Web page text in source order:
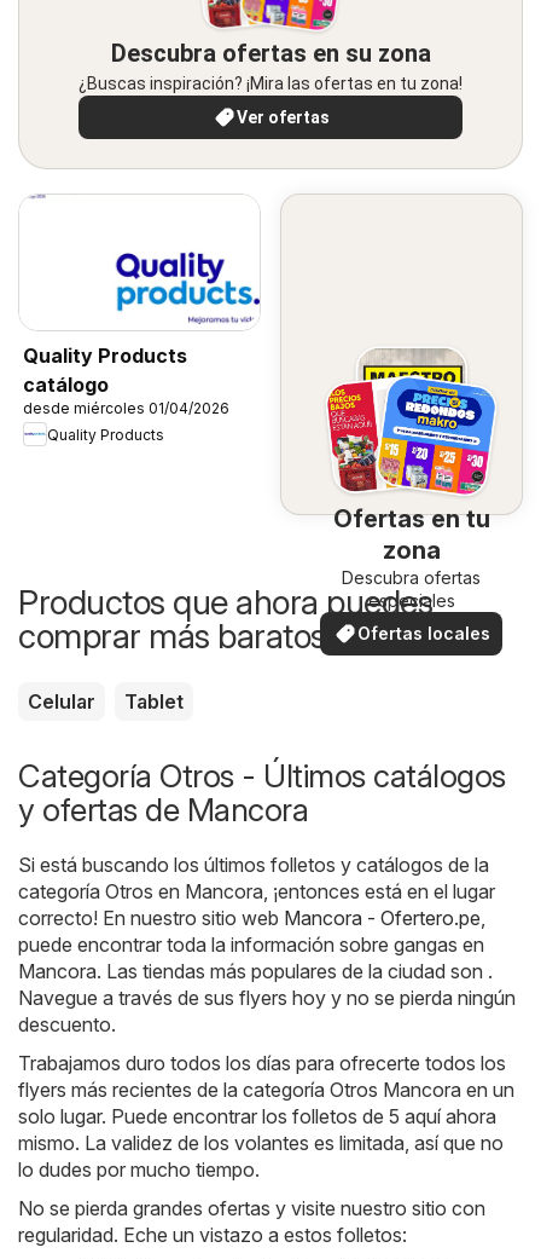
Descubra ofertas en su zona
¿Buscas inspiración? ¡Mira las ofertas en tu zona!
Ver ofertas
Quality Products
catálogo
desde miércoles 01/04/2026
Quality Products
Ofertas en tu
zona
Descubra ofertas
especiales
Ofertas locales
Productos que ahora puedes
comprar más baratos
Celular Tablet
Categoría Otros - Últimos catálogos
y ofertas de Mancora
Si está buscando los últimos folletos y catálogos de la
categoría Otros en Mancora, ¡entonces está en el lugar
correcto! En nuestro sitio web Mancora - Ofertero.pe
puede encontrar toda la información sobre gangas en
Mancora. Las tiendas más populares de la ciudad son .
Navegue a través de sus flyers hoy y no se pierda ningún
descuento.
Trabajamos duro todos los días para ofrecerte todos los
flyers más recientes de la categoría Otros Mancora en un
solo lugar. Puede encontrar los folletos de 5 aquí ahora
mismo. La validez de los volantes es limitada, así que no
lo dudes por mucho tiempo.
No se pierda grandes ofertas y visite nuestro sitio con
regularidad. Eche un vistazo a estos folletos: